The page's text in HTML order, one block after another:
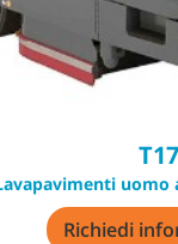
T17
uomo
Richiedi